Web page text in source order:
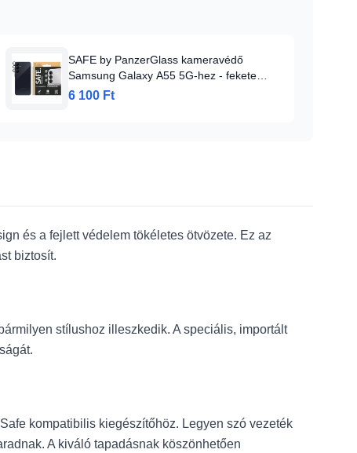
SAFE by PanzerGlass kameravédő
Samsung Galaxy A55 5G-hez - fekete
kerettel
6 100 Ft
és a fejlett védelem tökéletes ötvözete. Ez az
biztosít.
stílushoz illeszkedik. A speciális, importált
kompatibilis kiegészítőhöz. Legyen szó vezeték
A kiváló tapadásnak köszönhetően